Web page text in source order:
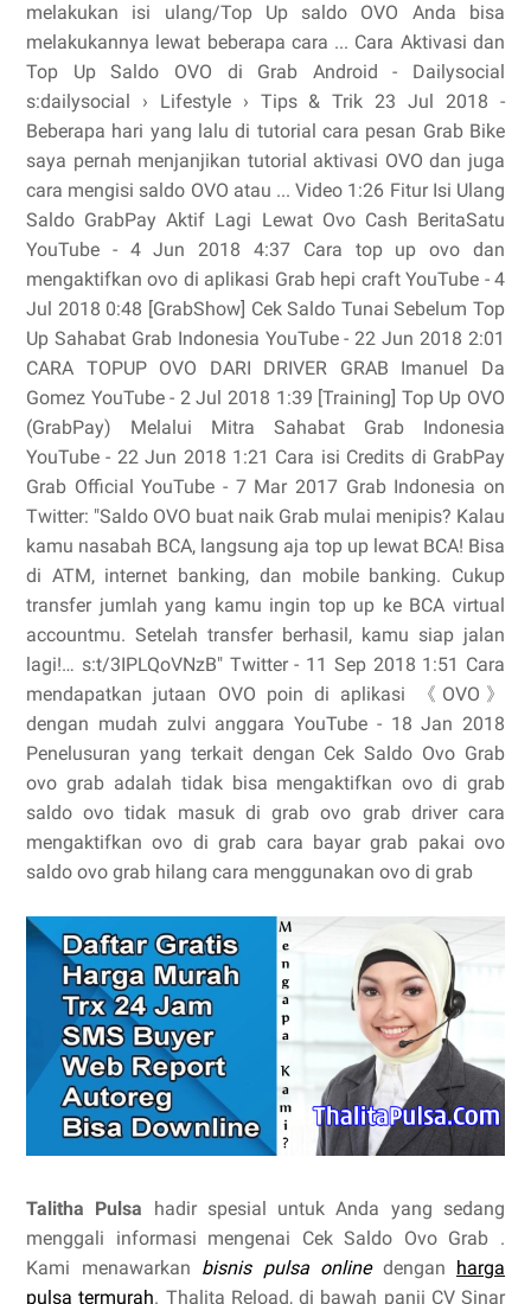
melakukan isi ulang/Top Up saldo OVO Anda bisa
melakukannya lewat beberapa cara ... Cara Aktivasi dan
Top Up Saldo OVO di Grab Android - Dailysocial
s:dailysocial › Lifestyle › Tips & Trik 23 Jul 2018 -
Beberapa hari yang lalu di tutorial cara pesan Grab Bike
saya pernah menjanjikan tutorial aktivasi OVO dan juga
cara mengisi saldo OVO atau ... Video 1:26 Fitur Isi Ulang
Saldo GrabPay Aktif Lagi Lewat Ovo Cash BeritaSatu
YouTube - 4 Jun 2018 4:37 Cara top up ovo dan
mengaktifkan ovo di aplikasi Grab hepi craft YouTube - 4
Jul 2018 0:48 [GrabShow] Cek Saldo Tunai Sebelum Top
Up Sahabat Grab Indonesia YouTube - 22 Jun 2018 2:01
CARA TOPUP OVO DARI DRIVER GRAB Imanuel Da
Gomez YouTube - 2 Jul 2018 1:39 [Training] Top Up OVO
(GrabPay) Melalui Mitra Sahabat Grab Indonesia
YouTube - 22 Jun 2018 1:21 Cara isi Credits di GrabPay
Grab Official YouTube - 7 Mar 2017 Grab Indonesia on
Twitter: "Saldo OVO buat naik Grab mulai menipis? Kalau
kamu nasabah BCA, langsung aja top up lewat BCA! Bisa
di ATM, internet banking, dan mobile banking. Cukup
transfer jumlah yang kamu ingin top up ke BCA virtual
accountmu. Setelah transfer berhasil, kamu siap jalan
lagi!… s:t/3IPLQoVNzB" Twitter - 11 Sep 2018 1:51 Cara
mendapatkan jutaan OVO poin di aplikasi 《OVO》
dengan mudah zulvi anggara YouTube - 18 Jan 2018
Penelusuran yang terkait dengan Cek Saldo Ovo Grab
ovo grab adalah tidak bisa mengaktifkan ovo di grab
saldo ovo tidak masuk di grab ovo grab driver cara
mengaktifkan ovo di grab cara bayar grab pakai ovo
saldo ovo grab hilang cara menggunakan ovo di grab
Talitha Pulsa hadir spesial untuk Anda yang sedang
menggali informasi mengenai Cek Saldo Ovo Grab .
Kami menawarkan bisnis pulsa onlinedengan harga
pulsa termurah. Thalita Reload, di bawah panji CV Sinar